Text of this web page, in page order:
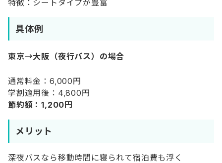
特徴：シートタイプが豊富
具体例
東京→大阪（夜行バス）の場合
通常料金：6,000円
学割適用後：4,800円
節約額：1,200円
メリット
深夜バスなら移動時間に寝られて宿泊費も浮く